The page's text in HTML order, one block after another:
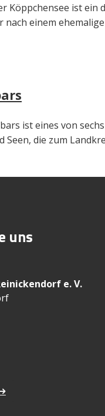
Köppchensee ist ein
nach einem
ist eines von
Seen, die zum
uns
e. V.